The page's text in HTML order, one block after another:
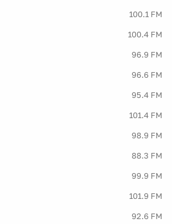
100.1 FM
100.4 FM
96.9 FM
96.6 FM
95.4 FM
101.4 FM
98.9 FM
88.3 FM
99.9 FM
101.9 FM
92.6 FM